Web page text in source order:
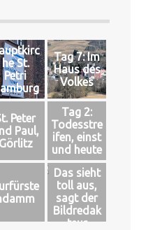
he St.
Petri
Tag 7: Im
Haus des
Volkes
Peter
Paul,
Görlitz
Tag 2:
Todesstre
ifen, einst
und heute
Das sieht
toll aus,
sagt der
Bildredak
teur